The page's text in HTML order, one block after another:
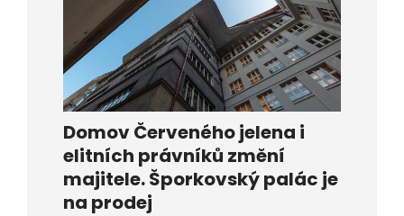
Domov Červeného jelena i
elitních právníků změní
majitele. Šporkovský palác je
na prodej